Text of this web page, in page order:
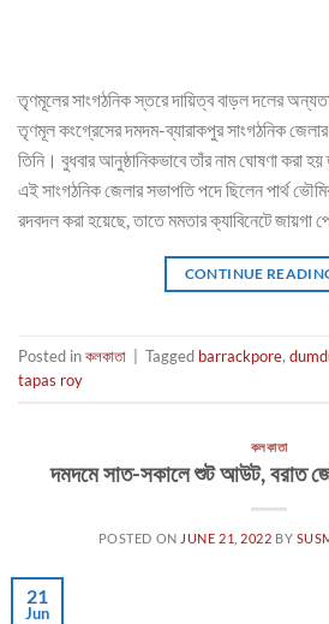
তৃণমূলের সাংগঠনিক স্তরে দায়িত্ব বাড়ল দলের অন্যতম
তৃণমূল কংগ্রেসের দমদম-ব্যারাকপুর সাংগঠনিক
তিনি। বুধবার আনুষ্ঠানিকভাবে তাঁর নাম ঘোষণা
এই সাংগঠনিক জেলার সভাপতি পদে ছিলেন পার্থ
রদবদল করা হয়েছে, তাতে মমতার ক্যাবিনেটে জায়গা
CONTINUE
Posted inকলকাতা Tagged barrackpore,
tapas roy
কলকাতা
দমদমে সাত-সকালে শুট আউট, বরাত
POSTED ON JUNE 21, 2022 BY
21
Jun